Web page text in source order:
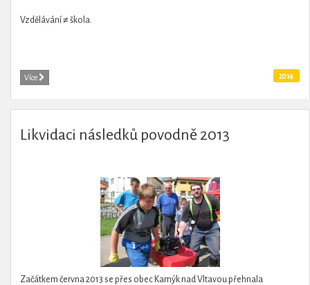
Vzdělávání ≠ škola.
Více 2014
Likvidaci následků povodně 2013
Začátkem června 2013 se přes obec Kamýk nad Vltavou přehnala